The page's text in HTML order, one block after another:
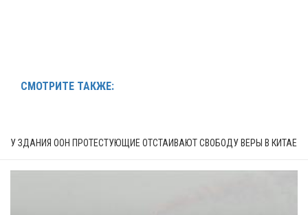
СМОТРИТЕ ТАКЖЕ:
У ЗДАНИЯ ООН ПРОТЕСТУЮЩИЕ ОТСТАИВАЮТ СВОБОДУ ВЕРЫ В КИТАЕ